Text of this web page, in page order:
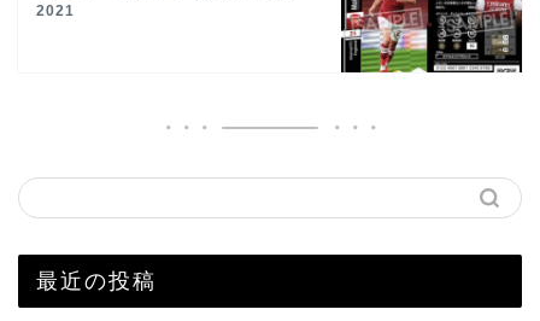
2021
最近の投稿